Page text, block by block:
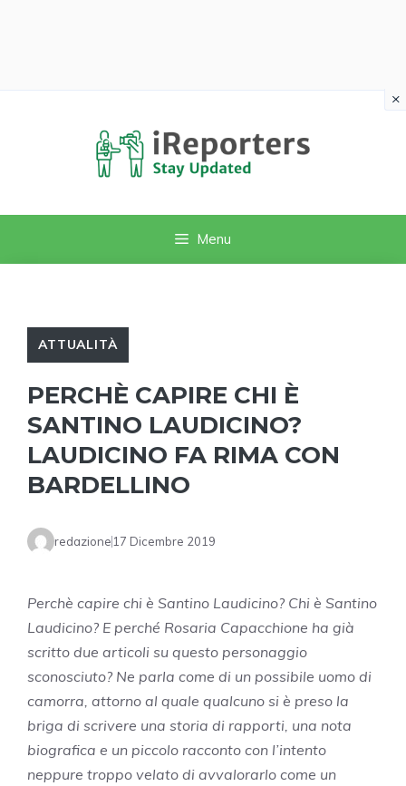
Menu
ATTUALITÀ
PERCHÈ CAPIRE CHI È
SANTINO LAUDICINO?
LAUDICINO FA RIMA CON
BARDELLINO
redazione 17 Dicembre 2019
Perchè capire chi è Santino Laudicino? Chi è Santino
Laudicino? E perché Rosaria Capacchione ha già
scritto due articoli su questo personaggio
sconosciuto? Ne parla come di un possibile uomo di
camorra, attorno al quale qualcuno si è preso la
briga di scrivere una storia di rapporti, una nota
biografica e un piccolo racconto con l’intento
neppure troppo velato di avvalorarlo come un
×